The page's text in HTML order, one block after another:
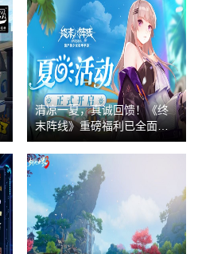
清凉一夏，真诚回馈！《终
末阵线》重磅福利已全面开
启！